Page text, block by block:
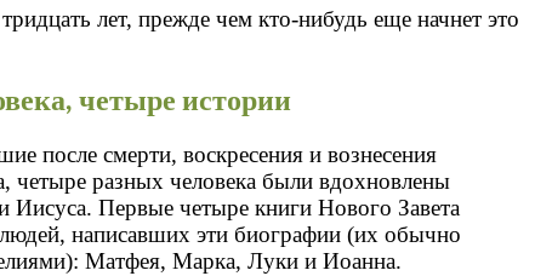
лет, прежде чем кто-нибудь еще начнет это
четыре истории
после смерти, воскресения и вознесения
четыре разных человека были вдохновлены
Иисуса. Первые четыре книги Нового Завета
написавших эти биографии (их обычно
Матфея, Марка, Луки и Иоанна.